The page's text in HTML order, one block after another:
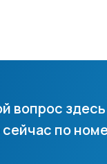
вопрос
по